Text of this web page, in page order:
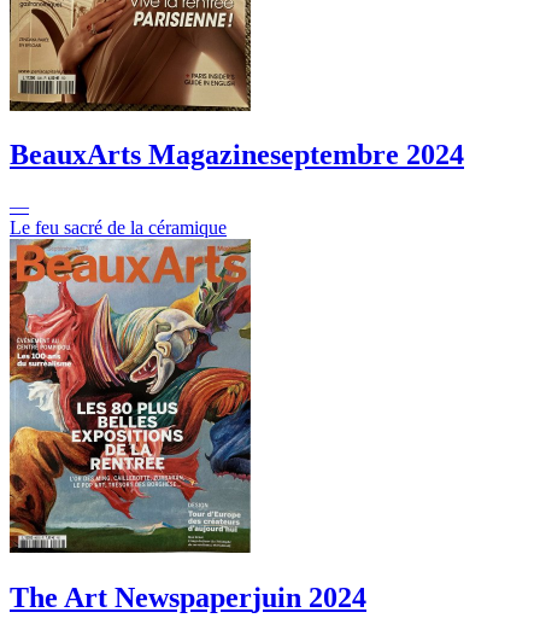
BeauxArts Magazineseptembre 2024
—
Le feu sacré de la céramique
The Art Newspaperjuin 2024